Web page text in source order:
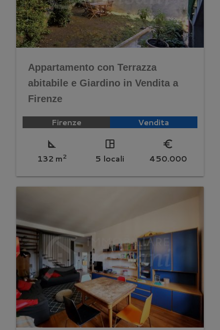
Appartamento con Terrazza
abitabile e Giardino in Vendita a
Firenze
Firenze Vendita
square_foot
132 m2
space_dashboard
5 locali
euro_symbol
450.000